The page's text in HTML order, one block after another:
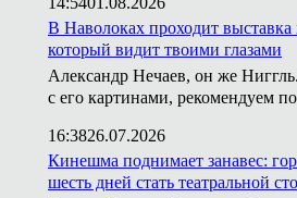
В Наволоках проходит выставка
который видит твоими глазами
Александр Нечаев, он же
с его картинами, рекомендуем
16:3826.07.2026
Кинешма поднимает занавес:
шесть дней стать театральной